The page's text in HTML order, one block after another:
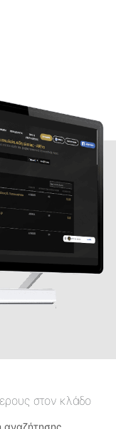
στον κλάδο